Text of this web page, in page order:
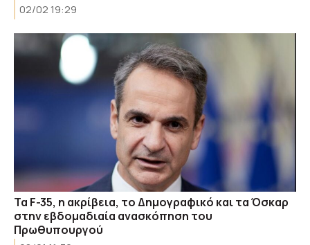
02/02 19:29
Τα F-35, η ακρίβεια, το Δημογραφικό και τα Όσκαρ
στην εβδομαδιαία ανασκόπηση του
Πρωθυπουργού